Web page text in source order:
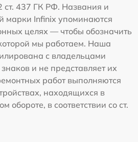
ст. 437 ГК РФ. Названия и
марки Infinix упоминаются
целях — чтобы обозначить
мы работаем. Наша
с владельцами
и не представляет их
работ выполняются
находящихся в
обороте, в соответствии со ст.